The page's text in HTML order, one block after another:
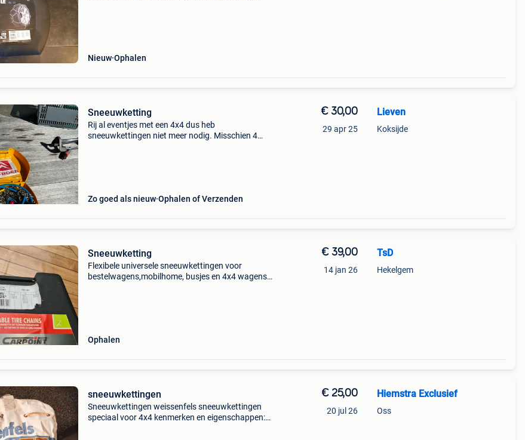
Nieuw Ophalen
Sneeuwketting
Rij al eventjes met een 4x4 dus heb
sneeuwkettingen niet meer nodig. Misschien 4
Zo goed als nieuw Ophalen of Verzenden
€ 30,00
29 apr 25
Lieven
Koksijde
Sneeuwketting
Flexibele universele sneeuwkettingen voor
bestelwagens,mobilhome, busjes en 4x4 wagens
Ophalen
€ 39,00
14 jan 26
TsD
Hekelgem
sneeuwkettingen
Sneeuwkettingen weissenfels sneeuwkettingen
speciaal voor 4x4 kenmerken en eigenschappen:
€ 25,00
20 jul 26
Hiemstra Exclusief
Oss